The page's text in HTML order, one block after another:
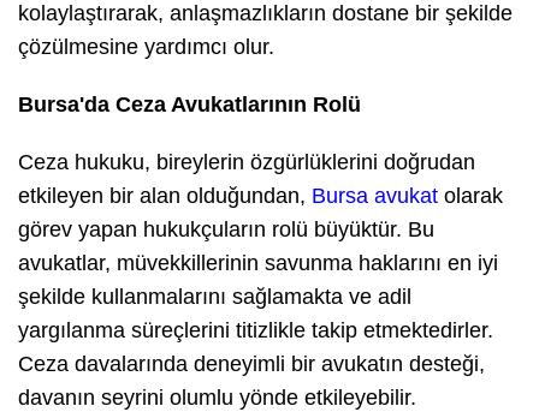
kolaylaştırarak, anlaşmazlıkların dostane bir şekilde
çözülmesine yardımcı olur.
Bursa'da Ceza Avukatlarının Rolü
Ceza hukuku, bireylerin özgürlüklerini doğrudan
etkileyen bir alan olduğundan, Bursa avukat olarak
görev yapan hukukçuların rolü büyüktür. Bu
avukatlar, müvekkillerinin savunma haklarını en iyi
şekilde kullanmalarını sağlamakta ve adil
yargılanma süreçlerini titizlikle takip etmektedirler.
Ceza davalarında deneyimli bir avukatın desteği,
davanın seyrini olumlu yönde etkileyebilir.